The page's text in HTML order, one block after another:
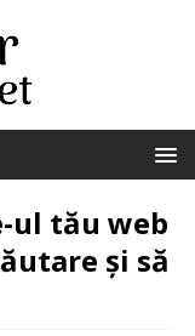
ul tău web
și să